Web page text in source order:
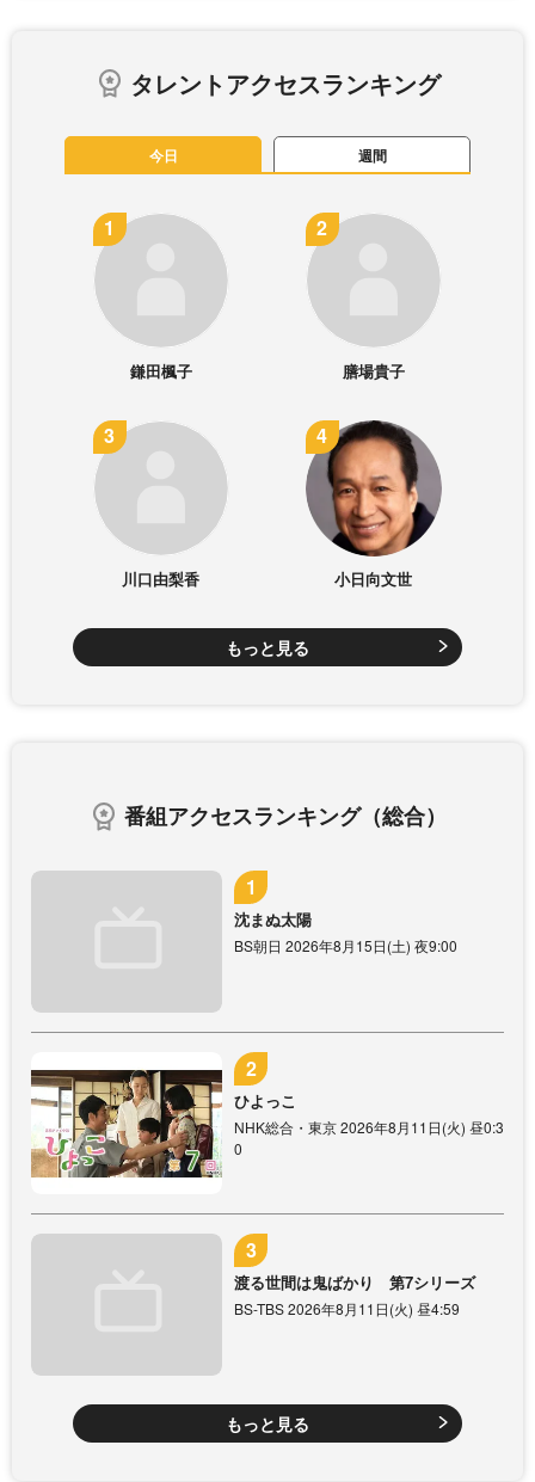
タレントアクセスランキング
今日 週間
鎌田楓子 膳場貴子
川口由梨香 小日向文世
もっと見る
番組アクセスランキング（総合）
沈まぬ太陽
BS朝日 2026年8月15日(土) 夜9:00
ひよっこ
NHK総合・東京 2026年8月11日(火) 昼0:3
0
渡る世間は鬼ばかり 第7シリーズ
BS-TBS 2026年8月11日(火) 昼4:59
もっと見る